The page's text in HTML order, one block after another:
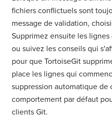
fichiers conflictuels sont
message de validation,
Supprimez ensuite les
ou suivez les conseils qui
pour que TortoiseGit
place les lignes qui
suppression automatique de
comportement par défaut
clients Git.